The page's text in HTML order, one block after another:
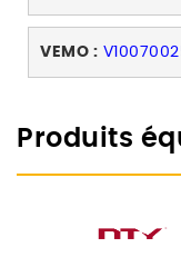
VEMO :
Produits